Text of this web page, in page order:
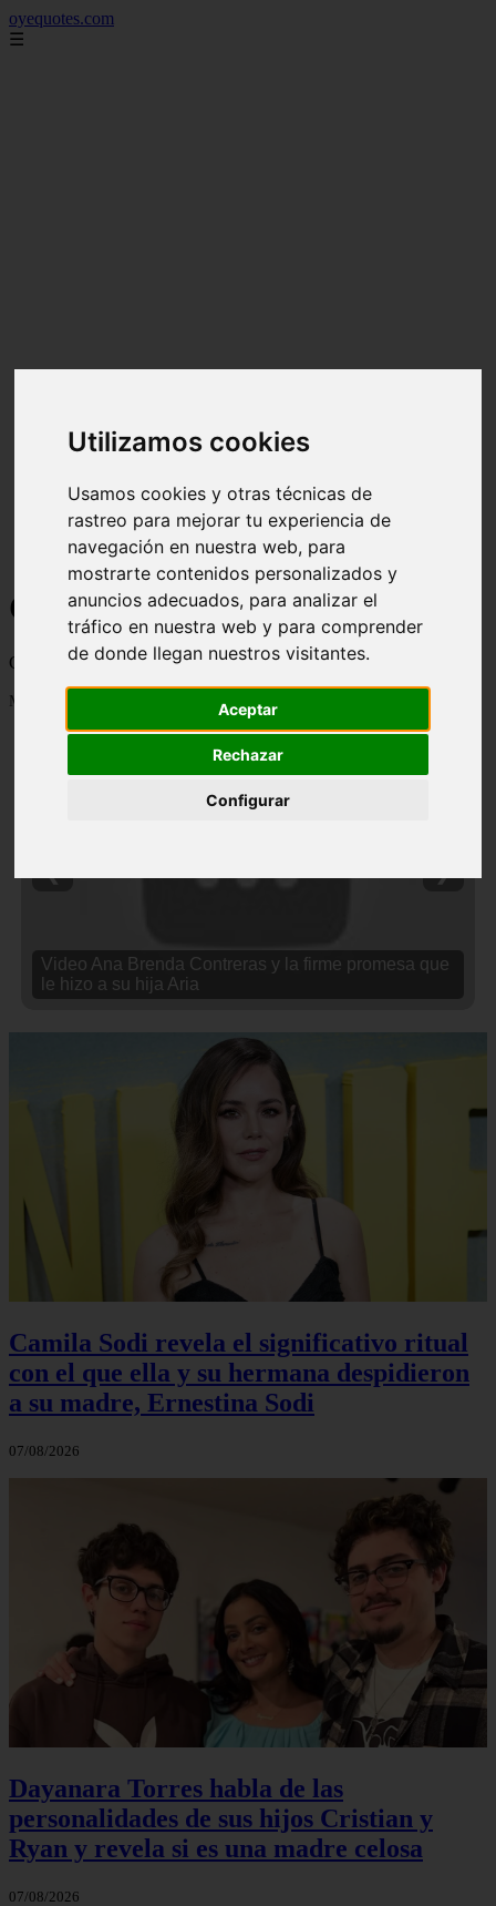
Utilizamos cookies
Usamos cookies y otras técnicas de
rastreo para mejorar tu experiencia de
navegación en nuestra web, para
mostrarte contenidos personalizados y
anuncios adecuados, para analizar el
tráfico en nuestra web y para comprender
de donde llegan nuestros visitantes.
Aceptar
Rechazar
Configurar
oyequotes.com
☰
Curiosidades y Sabias que
Cosas curiosas, curiosidades, noticias impactantes y mucho mas
Mostrando 1 - 24 de 2838 artículos
Video Ana Brenda Contreras y la firme promesa que
le hizo a su hija Aria
Camila Sodi revela el significativo ritual
con el que ella y su hermana despidieron
a su madre, Ernestina Sodi
07/08/2026
Dayanara Torres habla de las
personalidades de sus hijos Cristian y
Ryan y revela si es una madre celosa
07/08/2026